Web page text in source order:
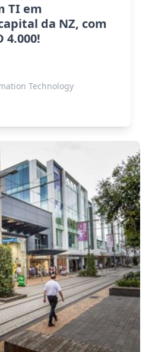
TI em
da NZ, com
4.000!
Technology